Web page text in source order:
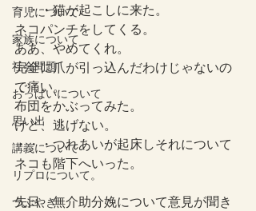
育児について
家族について
社会問題
おっぱいについて
思い出
講義について
リプロについて。
つぶやき
・・・猫が起こしに来た。
ネコパンチをしてくる。
ああ、やめてくれ。
完全に爪が引っ込んだわけじゃないの
で痛い。
布団をかぶってみた。
けど、逃げない。
・・・つれあいが起床しそれについて
ネコも階下へいった。
先日、無介助分娩について意見が聞き